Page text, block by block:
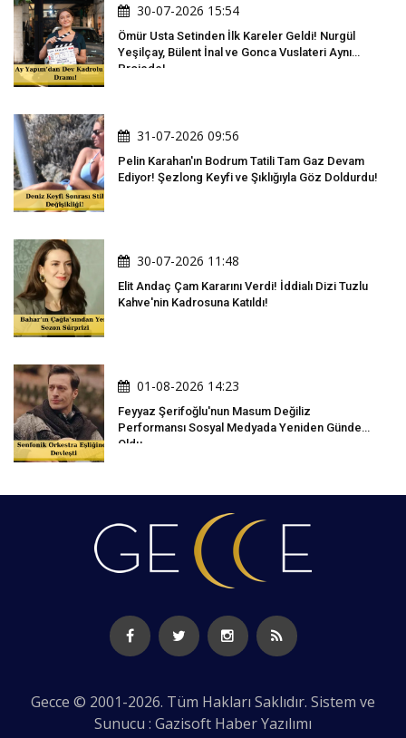
30-07-2026 15:54
Ömür Usta Setinden İlk Kareler Geldi! Nurgül
Yeşilçay, Bülent İnal ve Gonca Vuslateri Aynı
Projede!
31-07-2026 09:56
Pelin Karahan'ın Bodrum Tatili Tam Gaz Devam
Ediyor! Şezlong Keyfi ve Şıklığıyla Göz Doldurdu!
30-07-2026 11:48
Elit Andaç Çam Kararını Verdi! İddialı Dizi Tuzlu
Kahve'nin Kadrosuna Katıldı!
01-08-2026 14:23
Feyyaz Şerifoğlu'nun Masum Değiliz
Performansı Sosyal Medyada Yeniden Gündem
Oldu
Gecce © 2001-2026. Tüm Hakları Saklıdır. Sistem ve
Sunucu : Gazisoft Haber Yazılımı